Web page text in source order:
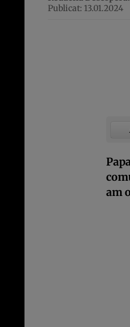
Publicat: 13.01.2024
am